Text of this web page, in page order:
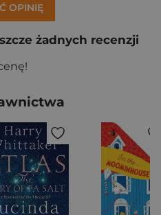
OPINIĘ
żadnych recenzji